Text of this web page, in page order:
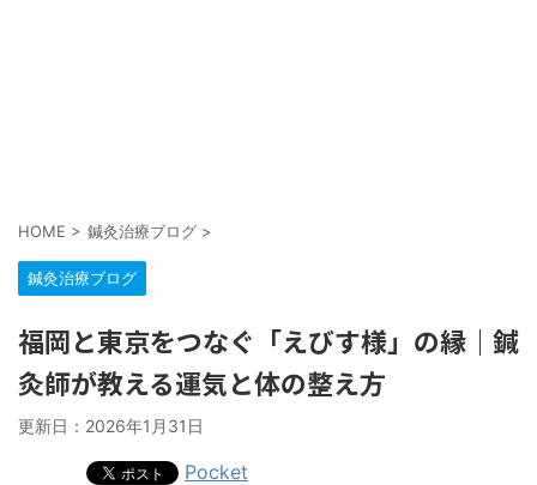
HOME > 鍼灸治療ブログ >
鍼灸治療ブログ
福岡と東京をつなぐ「えびす様」の縁｜鍼
灸師が教える運気と体の整え方
更新日： 2026年1月31日
Pocket